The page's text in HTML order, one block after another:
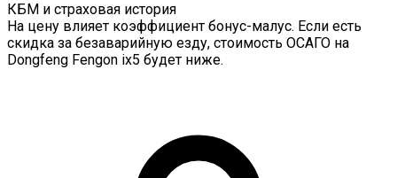
КБМ и страховая история
На цену влияет коэффициент бонус-малус. Если есть
скидка за безаварийную езду, стоимость ОСАГО на
Dongfeng Fengon ix5 будет ниже.